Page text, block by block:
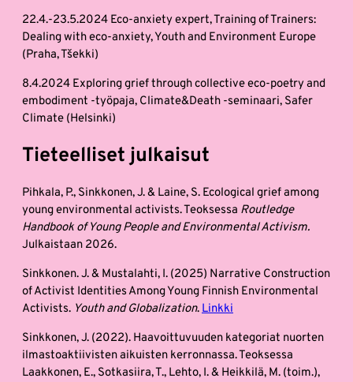
22.4.-23.5.2024 Eco-anxiety expert, Training of Trainers:
Dealing with eco-anxiety, Youth and Environment Europe
(Praha, Tšekki)
8.4.2024 Exploring grief through collective eco-poetry and
embodiment -työpaja, Climate&Death -seminaari, Safer
Climate (Helsinki)
Tieteelliset julkaisut
Pihkala, P., Sinkkonen, J. & Laine, S. Ecological grief among
young environmental activists. Teoksessa Routledge
Handbook of Young People and Environmental Activism.
Julkaistaan 2026.
Sinkkonen. J. & Mustalahti, I. (2025) Narrative Construction
of Activist Identities Among Young Finnish Environmental
Activists. Youth and Globalization.Linkki
Sinkkonen, J. (2022). Haavoittuvuuden kategoriat nuorten
ilmastoaktiivisten aikuisten kerronnassa. Teoksessa
Laakkonen, E., Sotkasiira, T., Lehto, I. & Heikkilä, M. (toim.),